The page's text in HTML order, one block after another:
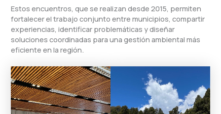
Estos encuentros, que se realizan desde 2015, permiten
fortalecer el trabajo conjunto entre municipios, compartir
experiencias, identificar problemáticas y diseñar
soluciones coordinadas para una gestión ambiental más
eficiente en la región.